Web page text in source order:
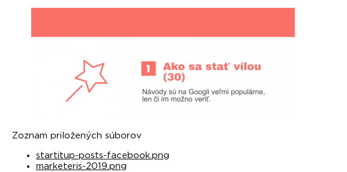
Zoznam priložených súborov
startitup-posts-facebook.png
marketeris-2019.png